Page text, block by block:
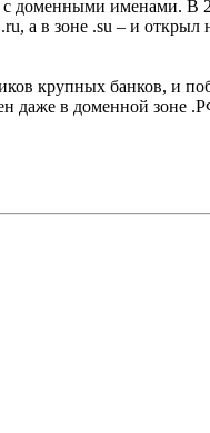
именами. В
а в зоне .su – и
крупных банков, и
в доменной зоне